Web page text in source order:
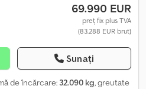
69.990 EUR
preț fix plus TVA
(83.288 EUR brut)
Sunați
de încărcare: 32.090 kg, greutate